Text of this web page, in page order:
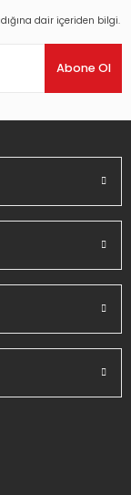
dair içeriden bilgi.
Abone Ol